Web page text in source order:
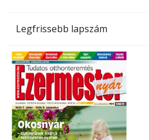
Legfrissebb lapszám
kertészkedés sokak
feltöltődést is jelent.